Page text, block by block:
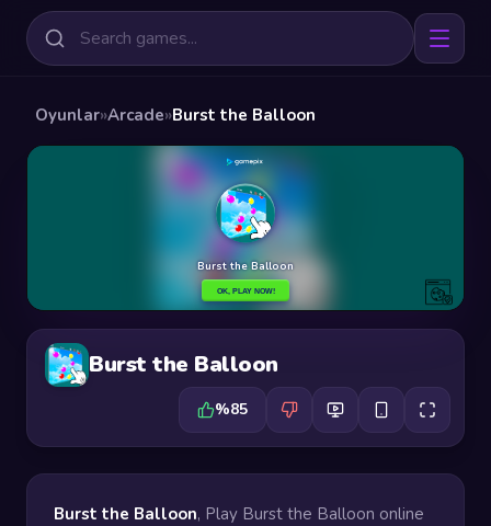
Oyunlar»Arcade»Burst the Balloon
Burst the Balloon
%85
Burst the Balloon, Play Burst the Balloon online